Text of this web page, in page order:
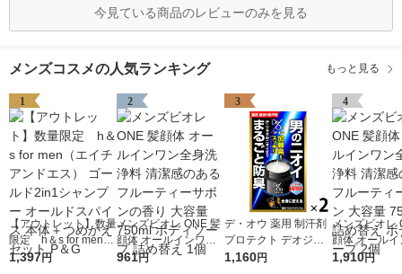
今見ている商品のレビューのみを見る
メンズコスメの人気ランキング もっと見る
1
【アウトレット】数量
限定 h＆s for men
（エイチアンドエス）
1,397円
2
メンズビオレ ONE 髪
顔体 オールインワン
全身洗浄料 清潔感の
961円
3
デ・オウ 薬用 制汗剤
プロテクト デオジャ
ム 全身用 男性用 加齢
1,160円
4
メンズビオレ
顔体 オールイ
全身洗浄料
1,910円